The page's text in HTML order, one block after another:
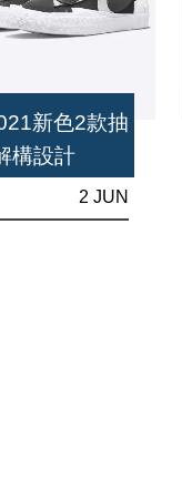
新色2款抽
構設計
2 JUN